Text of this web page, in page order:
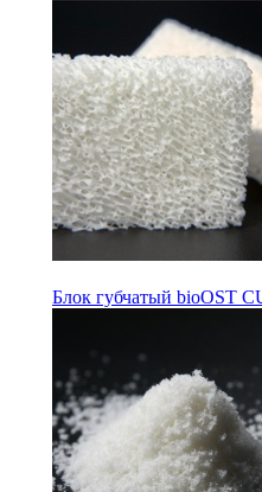
Блок губчатый bioOST